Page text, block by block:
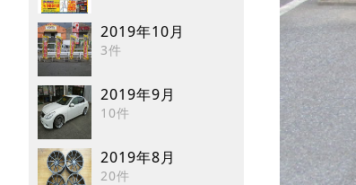
2019年10月
3件
2019年9月
10件
2019年8月
20件